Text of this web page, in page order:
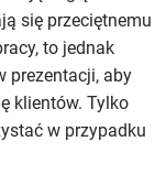
się przeciętnemu
to jednak
prezentacji, aby
klientów. Tylko
w przypadku